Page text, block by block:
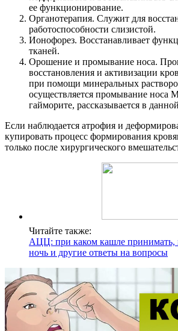
ее функционирование.
Органотерапия. Служит для
работоспособности слизистой.
Ионофорез. Восстанавливает
тканей.
Орошение и промывание носа.
восстановления и активизации
при помощи минеральных
осуществляется промывание носа
гайморите, рассказывается в
Если наблюдается атрофия и
купировать процесс формирования
только после хирургического
Читайте также:
АЦЦ: при каком кашле принимать,
ночь и другие ответы на вопросы